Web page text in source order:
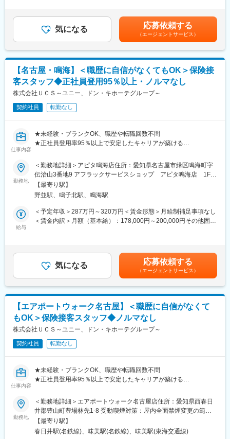
■本ポジションの魅力
【社会インフラを支えることができる】
・弊社事業理念である「日本の物流を守り抜く」ために重要な
【ディーラー出身者や整備経験者が活躍中】
・現場を知る人が活躍しており、これまでの経験や知識を活か
して全国の支店や営業所を支えることができます。
【長期的なキャリア形成】
・将来的には車両管理責任者として、整備品質基準の策定や新
規事業への参画などにも関わることができる可能性もございま
す。
接客をお任せします。来店型のため、呼び込みや訪問営業は一切
ありません。
＜具体的には＞
・最適なプランのご提案（複数商品の中から選定）
・契約手続きのサポート、書類作成
・ご契約後のフォロー対応
す！
入社後は座学とOJTで基礎から学べます。未経験スタートの社員
が多数活躍中です。また、業務に必要な資格（個人情報・クレジ
数制限はありますが全額会社補助となります。
■正社員登用について
契約社員からのスタートですが、正社員登用率は95％以上。入社
ます。
なく、シフトも調整しやすいためプライベートと両立できます。
■企業概要
国内有数の小売業グループの金融サービス事業を担う当社は、グ
ループの新たな収益の柱として金融サービス事業を推進するミッ
ションを一手に担っています。第二創業期を迎えた今、スケール
の大きな市場で従業員一人ひとりが目指す分野で能力を活かしな
がら業務に取り組んでいます。
変更の範囲：会社の定める業務
当する場合、店長手当（月額20,000円）支給。賃金はあくまでも
目安の金額であり、選考を通じて上下する可能性があります。月
給(月額)は固定手当を含めた表記です。
気になる 応募依頼する
（エージェントサービス）
【名古屋・鳴海】＜職歴に自信がなくてもOK＞保険接
客スタッフ◆正社員登用95％以上・ノルマなし
株式会社ＵＣＳ～ユニー、ドン・キホーテグループ～
契約社員 転勤なし
仕事内容
★未経験・ブランクOK、職歴や転職回数不問
★正社員登用率95％以上で安定したキャリアが築ける
★残業少なめ＆働きやすい環境
★資格は入社後でOK、費用は会社補助あり
ドン・キホーテやアピタなどで知られるPPIHグループの金融サー
ビスを担う当社。来店型保険ショップの強化に伴い、未経験から
スタートできる人材を増員募集します。これまでの経験よりも
「人と関わる姿勢」を重視した採用です。
接客をお任せします。来店型のため、呼び込みや訪問営業は一切
ありません。
＜具体的には＞
・最適なプランのご提案（複数商品の中から選定）
・契約手続きのサポート、書類作成
・ご契約後のフォロー対応
す！
入社後は座学とOJTで基礎から学べます。未経験スタートの社員
が多数活躍中です。また、業務に必要な資格（個人情報・クレジ
数制限はありますが全額会社補助となります。
■正社員登用について
契約社員からのスタートですが、正社員登用率は95％以上。入社
勤務地
＜勤務地詳細＞アピタ鳴海店住所：愛知県名古屋市緑区鳴海町字
伝治山3番地9 アフラックサービスショップ アピタ鳴海店 1F
受動喫煙対策：敷地内全面禁煙変更の範囲：会社の定める事業所
【最寄り駅】
野並駅、鳴子北駅、鳴海駅
給与
＜予定年収＞287万円～320万円＜賃金形態＞月給制補足事項なし
＜賃金内訳＞月額（基本給）：178,000円～200,000円その他固定
月給３か月分/年■営業手当：月額17,000円※ショップの店長を担当
する場合、店長手当（月額20,000円）支給。賃金はあくまでも目
安の金額であり、選考を通じて上下する可能性があります。月給
(月額)は固定手当を含めた表記です。
気になる 応募依頼する
（エージェントサービス）
【エアポートウォーク名古屋】＜職歴に自信がなくて
もOK＞保険接客スタッフ◆ノルマなし
株式会社ＵＣＳ～ユニー、ドン・キホーテグループ～
契約社員 転勤なし
仕事内容
★未経験・ブランクOK、職歴や転職回数不問
★正社員登用率95％以上で安定したキャリアが築ける
★残業少なめ＆働きやすい環境
★資格は入社後でOK、費用は会社補助あり
ドン・キホーテやアピタなどで知られるPPIHグループの金融サー
ビスを担う当社。来店型保険ショップの強化に伴い、未経験から
勤務地
＜勤務地詳細＞エアポートウォーク名古屋店住所：愛知県西春日
井郡豊山町豊場林先1-8 受動喫煙対策：屋内全面禁煙変更の範
囲：会社の定める事業所
【最寄り駅】
春日井駅(名鉄線)、味美駅(名鉄線)、味美駅(東海交通線)